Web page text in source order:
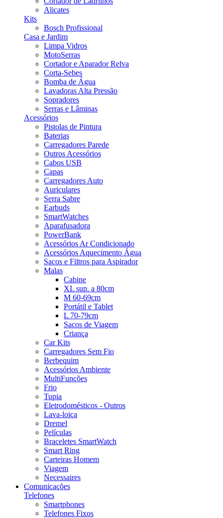
Alicates
Kits
Bosch Profissional
Casa e Jardim
Limpa Vidros
MotoSerras
Cortador e Aparador Relva
Corta-Sebes
Bomba de Água
Lavadoras Alta Pressão
Sopradores
Serras e Lâminas
Acessórios
Pistolas de Pintura
Baterias
Carregadores Parede
Outros Acessórios
Cabos USB
Capas
Carregadores Auto
Auriculares
Serra Sabre
Earbuds
SmartWatches
Aparafusadora
PowerBank
Acessórios Ar Condicionado
Acessórios Aquecimento Água
Sacos e Filtros para Aspirador
Malas
Cabine
XL sup. a 80cm
M 60-69cm
Portátil e Tablet
L 70-79cm
Sacos de Viagem
Criança
Car Kits
Carregadores Sem Fio
Berbequim
Acessórios Ambiente
MultiFunções
Frio
Tupia
Eletrodomésticos - Outros
Lava-loiça
Dremel
Películas
Braceletes SmartWatch
Smart Ring
Carteiras Homem
Viagem
Necessaires
Comunicações
Telefones
Smartphones
Telefones Fixos